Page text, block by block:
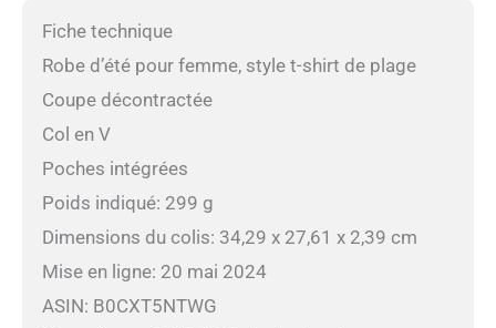
Fiche technique
Robe d’été pour femme, style t-shirt de plage
Coupe décontractée
Col en V
Poches intégrées
Poids indiqué: 299 g
Dimensions du colis: 34,29 x 27,61 x 2,39 cm
Mise en ligne: 20 mai 2024
ASIN: B0CXT5NTWG